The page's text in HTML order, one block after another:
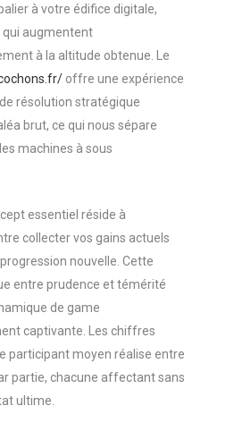
palier à votre édifice digitale,
qui augmentent
à la altitude obtenue. Le
offre une expérience
résolution stratégique
brut, ce qui nous sépare
machines à sous
essentiel réside à
collecter vos gains actuels
nouvelle. Cette
entre prudence et témérité
de game
captivante. Les chiffres
participant moyen réalise entre
partie, chacune affectant sans
ultime.